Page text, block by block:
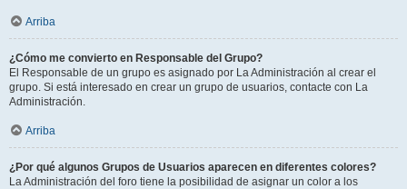
Arriba
¿Cómo me convierto en Responsable del Grupo?
El Responsable de un grupo es asignado por La Administración al crear el
grupo. Si está interesado en crear un grupo de usuarios, contacte con La
Administración.
Arriba
¿Por qué algunos Grupos de Usuarios aparecen en diferentes colores?
La Administración del foro tiene la posibilidad de asignar un color a los